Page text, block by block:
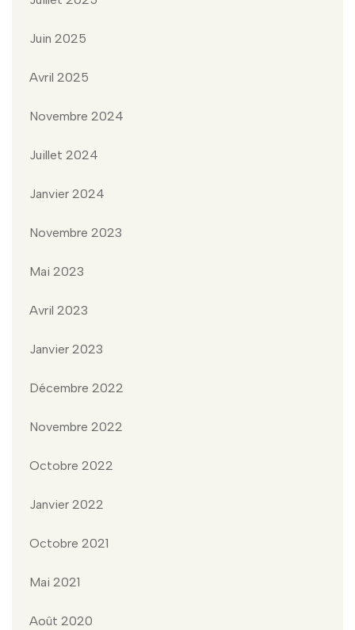
Juin 2025
Avril 2025
Novembre 2024
Juillet 2024
Janvier 2024
Novembre 2023
Mai 2023
Avril 2023
Janvier 2023
Décembre 2022
Novembre 2022
Octobre 2022
Janvier 2022
Octobre 2021
Mai 2021
Août 2020